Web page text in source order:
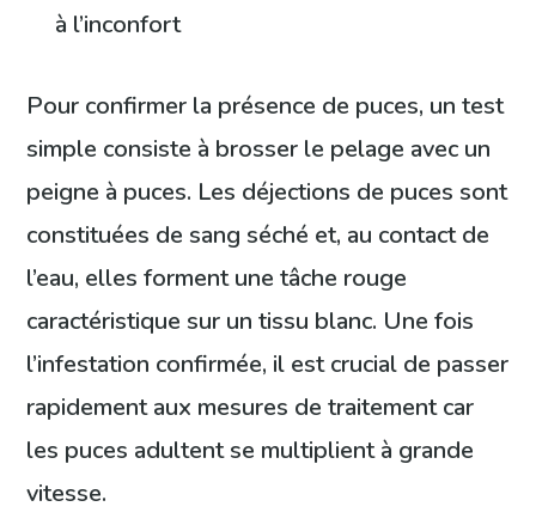
à l’inconfort
Pour confirmer la présence de puces, un test
simple consiste à brosser le pelage avec un
peigne à puces. Les déjections de puces sont
constituées de sang séché et, au contact de
l’eau, elles forment une tâche rouge
caractéristique sur un tissu blanc. Une fois
l’infestation confirmée, il est crucial de passer
rapidement aux mesures de traitement car
les puces adultent se multiplient à grande
vitesse.